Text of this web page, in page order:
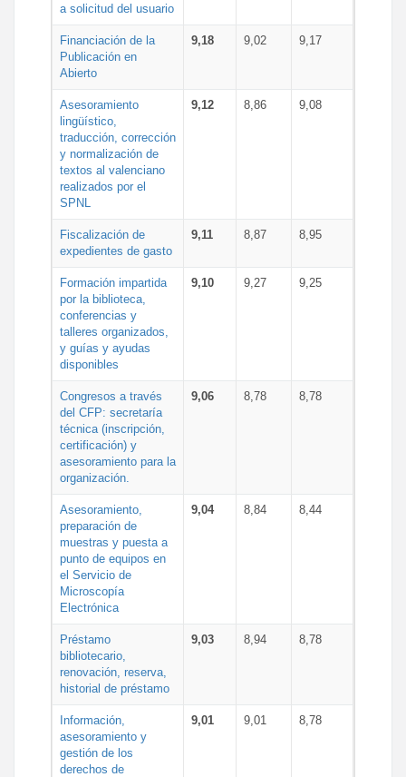
a solicitud del usuario
Financiación de la
Publicación en
Abierto
9,18 9,02 9,17
Asesoramiento
lingüístico,
traducción, corrección
y normalización de
textos al valenciano
realizados por el
SPNL
9,12 8,86 9,08
Fiscalización de
expedientes de gasto
9,11 8,87 8,95
Formación impartida
por la biblioteca,
conferencias y
talleres organizados,
y guías y ayudas
disponibles
9,10 9,27 9,25
Congresos a través
del CFP: secretaría
técnica (inscripción,
certificación) y
asesoramiento para la
organización.
9,06 8,78 8,78
Asesoramiento,
preparación de
muestras y puesta a
punto de equipos en
el Servicio de
Microscopía
Electrónica
9,04 8,84 8,44
Préstamo
bibliotecario,
renovación, reserva,
historial de préstamo
9,03 8,94 8,78
Información,
asesoramiento y
gestión de los
derechos de
9,01 9,01 8,78